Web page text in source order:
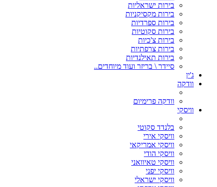
בירות ישראליות
בירות מקסיקניות
בירות ספרדיות
בירות סקוטיות
בירות צ'כיות
בירות צרפתיות
בירות תאילנדיות
סיידר \ בריזר ועוד מיוחדים..
ג'ין
וודקה
וודקה פרימיום
וויסקי
בלנדד סקוטי
וויסקי אירי
וויסקי אמריקאי
וויסקי הודי
וויסקי טאיוואני
וויסקי יפני
וויסקי ישראלי